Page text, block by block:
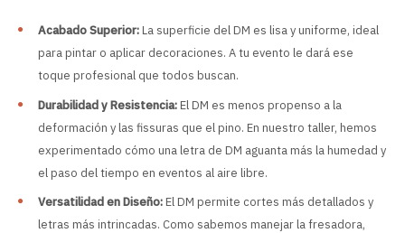
Acabado Superior:La superficie del DM es lisa y uniforme, ideal
para pintar o aplicar decoraciones. A tu evento le dará ese
toque profesional que todos buscan.
Durabilidad y Resistencia:El DM es menos propenso a la
deformación y las fissuras que el pino. En nuestro taller, hemos
experimentado cómo una letra de DM aguanta más la humedad y
el paso del tiempo en eventos al aire libre.
Versatilidad en Diseño:El DM permite cortes más detallados y
letras más intrincadas. Como sabemos manejar la fresadora,